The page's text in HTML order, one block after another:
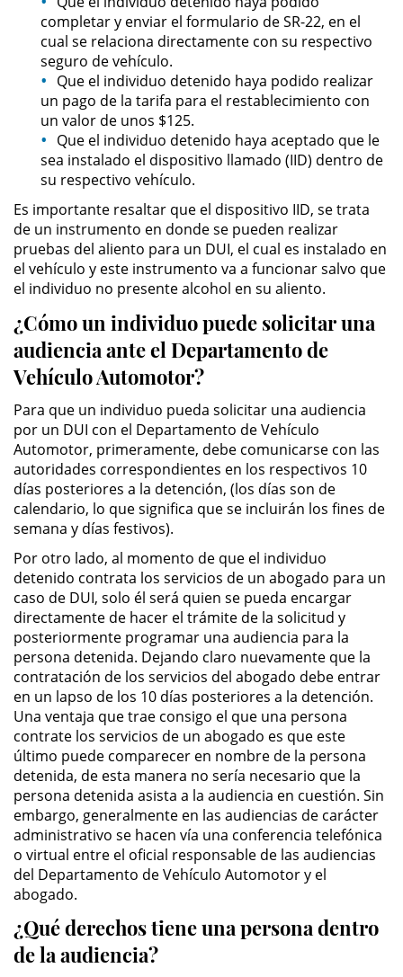
Posesión De Parafernalia De
Drogas
Posesión De Una Sustancia
Controlada Para La Venta
Posesión De Metanfetamina
Posesión de Marihuana para la
Venta
El Programa de Desviación
Previo al Juicio PC 1000
Transporte De Una Sustancia
Controlada Para La Venta
Delitos de Fraude
Fraude a Programas de
Asistencia
Fraude al Sistema de Salud
Fraude con Cheques
Fraude de Juego
Fraude a la Compensación a los
Trabajadores
Fraude de Seguro de Auto
Fraude del Seguro de
Desempleo
Fraude de Tarjetas de Crédito
Práctica No Autorizada de la
Medicina
Hurto Mayor
completar y enviar el formulario de SR-22, en el
cual se relaciona directamente con su respectivo
seguro de vehículo.
Que el individuo detenido haya podido realizar
un pago de la tarifa para el restablecimiento con
un valor de unos $125.
Que el individuo detenido haya aceptado que le
sea instalado el dispositivo llamado (IID) dentro de
su respectivo vehículo.
Es importante resaltar que el dispositivo IID, se trata
de un instrumento en donde se pueden realizar
pruebas del aliento para un DUI, el cual es instalado en
el vehículo y este instrumento va a funcionar salvo que
el individuo no presente alcohol en su aliento.
¿Cómo un individuo puede solicitar una
audiencia ante el Departamento de
Vehículo Automotor?
Para que un individuo pueda solicitar una audiencia
por un DUI con el Departamento de Vehículo
Automotor, primeramente, debe comunicarse con las
autoridades correspondientes en los respectivos 10
días posteriores a la detención, (los días son de
calendario, lo que significa que se incluirán los fines de
semana y días festivos).
Por otro lado, al momento de que el individuo
detenido contrata los servicios de un abogado para un
caso de DUI, solo él será quien se pueda encargar
directamente de hacer el trámite de la solicitud y
posteriormente programar una audiencia para la
persona detenida. Dejando claro nuevamente que la
contratación de los servicios del abogado debe entrar
en un lapso de los 10 días posteriores a la detención.
Una ventaja que trae consigo el que una persona
contrate los servicios de un abogado es que este
último puede comparecer en nombre de la persona
detenida, de esta manera no sería necesario que la
persona detenida asista a la audiencia en cuestión. Sin
embargo, generalmente en las audiencias de carácter
administrativo se hacen vía una conferencia telefónica
o virtual entre el oficial responsable de las audiencias
del Departamento de Vehículo Automotor y el
abogado.
¿Qué derechos tiene una persona dentro
de la audiencia?